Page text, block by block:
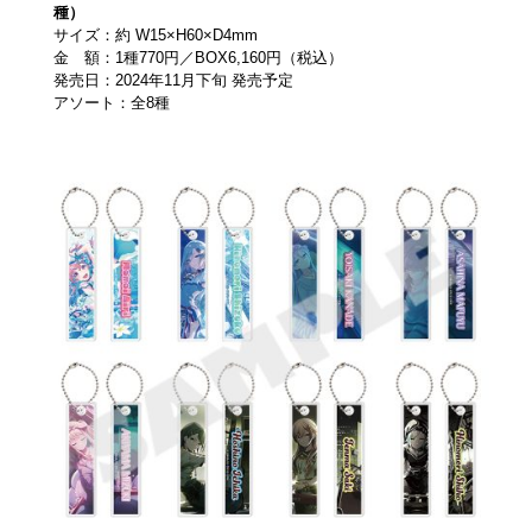
種）
サイズ：約 W15×H60×D4mm
金 額：1種770円／BOX6,160円（税込）
発売日：2024年11月下旬 発売予定
アソート：全8種